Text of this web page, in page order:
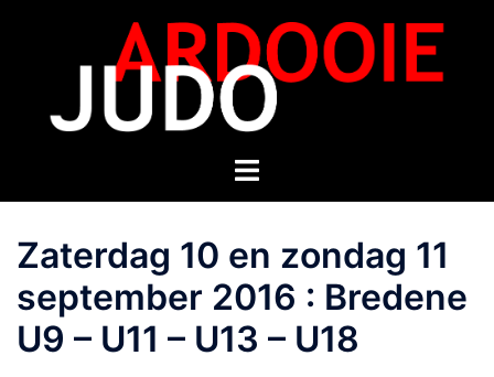
Zaterdag 10 en zondag 11
september 2016 : Bredene
U9 – U11 – U13 – U18